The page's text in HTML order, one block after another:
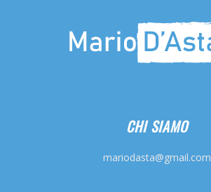
CHI SIAMO
mariodasta@gmail.com